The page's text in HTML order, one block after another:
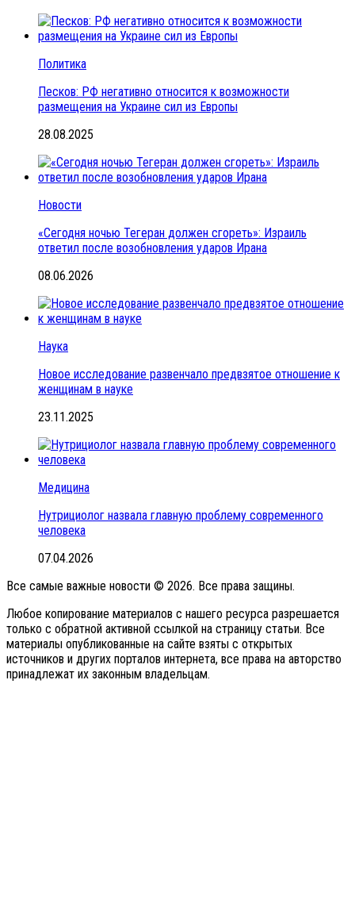
Политика
Песков: РФ негативно относится к возможности
размещения на Украине сил из Европы
28.08.2025
Новости
«Сегодня ночью Тегеран должен сгореть»: Израиль
ответил после возобновления ударов Ирана
08.06.2026
Наука
Новое исследование развенчало предвзятое отношение к
женщинам в науке
23.11.2025
Медицина
Нутрициолог назвала главную проблему современного
человека
07.04.2026
Все самые важные новости © 2026. Все права защины.
Любое копирование материалов с нашего ресурса разрешается
только с обратной активной ссылкой на страницу статьи. Все
материалы опубликованные на сайте взяты с открытых
источников и других порталов интернета, все права на авторство
принадлежат их законным владельцам.